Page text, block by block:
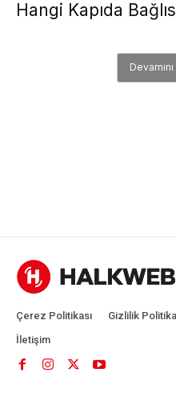
Hangi Kapıda
Çerez Politikası Gizlilik
İletişim